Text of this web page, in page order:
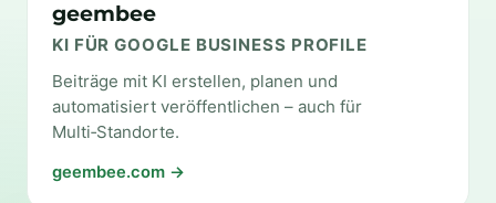
geembee
KI FÜR GOOGLE BUSINESS PROFILE
Beiträge mit KI erstellen, planen und
automatisiert veröffentlichen – auch für
Multi‑Standorte.
geembee.com →